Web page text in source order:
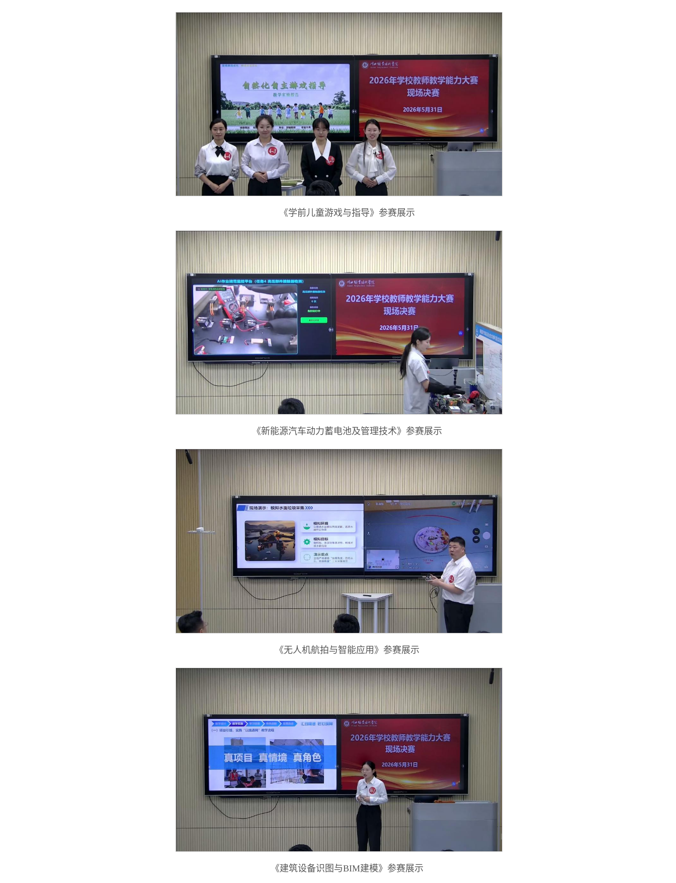
《学前儿童游戏与指导》参赛展示
《新能源汽车动力蓄电池及管理技术》参赛展示
《无人机航拍与智能应用》参赛展示
《建筑设备识图与BIM建模》参赛展示